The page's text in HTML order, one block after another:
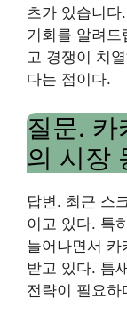
츠가 있습니
기회를 알려
고 경쟁이 치
다는 점이다.
질문. 카
의 시장
답변. 최근 스
이고 있다. 특
늘어나면서
받고 있다. 틈
전략이 필요하